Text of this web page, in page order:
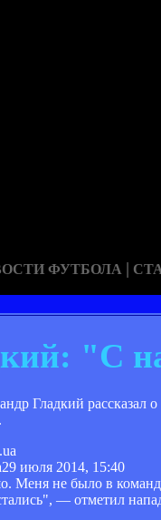
ФУТБОЛА |
"С
Гладкий рассказал
29 июля 2014, 15:40
Меня не было в
— отметил